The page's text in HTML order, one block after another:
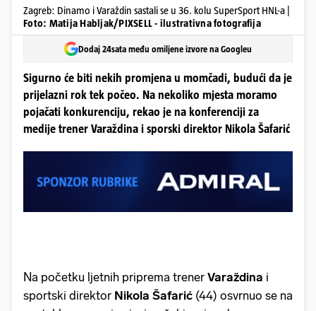
Zagreb: Dinamo i Varaždin sastali se u 36. kolu SuperSport HNL-a |
Foto: Matija Habljak/PIXSELL - ilustrativna fotografija
Dodaj 24sata među omiljene izvore na Googleu
Sigurno će biti nekih promjena u momčadi, budući da je
prijelazni rok tek počeo. Na nekoliko mjesta moramo
pojačati konkurenciju, rekao je na konferenciji za
medije trener Varaždina i sporski direktor Nikola Šafarić
Na početku ljetnih priprema trener Varaždina i
sportski direktor Nikola Šafarić (44) osvrnuo se na